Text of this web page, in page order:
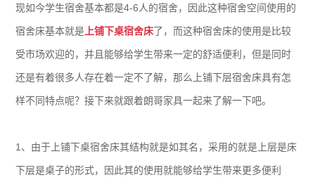
现如今学生宿舍基本都是4-6人的宿舍，因此这种宿舍空间使用的
宿舍床基本就是 上铺下桌宿舍床了，而这种宿舍床的使用是比较
受市场欢迎的，并且能够给学生带来一定的舒适便利，但是同时
还是有着很多人存在着一定不了解，那么上铺下层宿舍床具有怎
样不同特点呢？接下来就跟着朗哥家具一起来了解一下吧。
1、由于上铺下桌宿舍床其结构就是如其名，采用的就是上层是床
下层是桌子的形式，因此其的使用就能够给学生带来更多便利